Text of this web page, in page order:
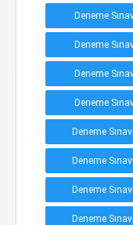
Deneme
Deneme
Deneme
Deneme
Deneme
Deneme
Deneme
Deneme